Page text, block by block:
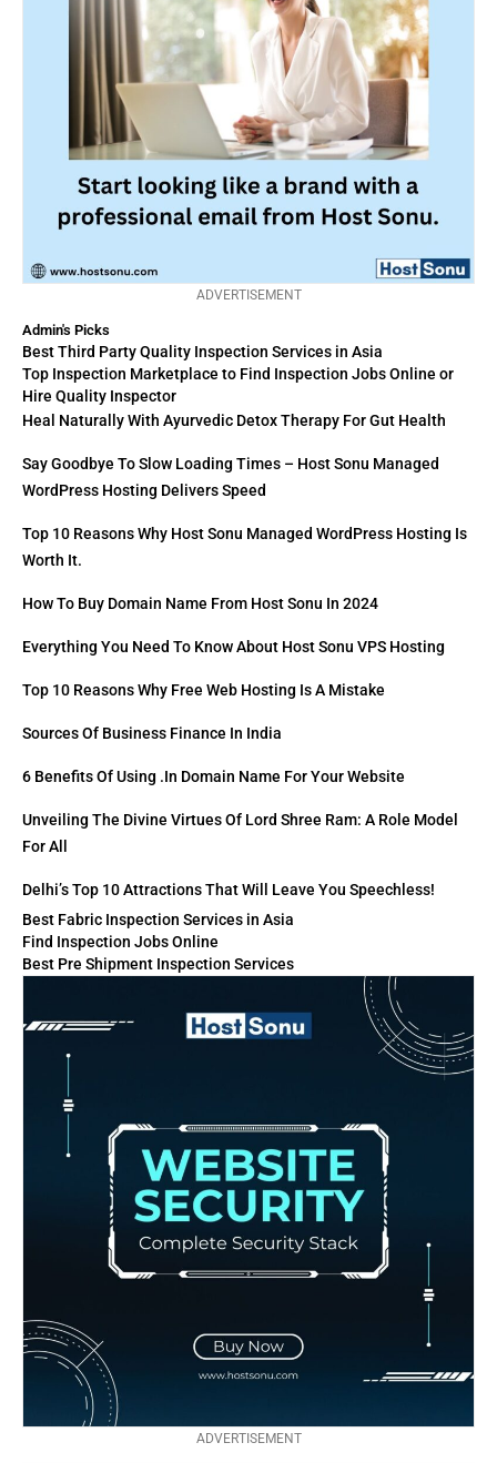
ADVERTISEMENT
Admin's Picks
Best Third Party Quality Inspection Services in Asia
Top Inspection Marketplace to Find Inspection Jobs Online or
Hire Quality Inspector
Heal Naturally With Ayurvedic Detox Therapy For Gut Health
Say Goodbye To Slow Loading Times – Host Sonu Managed
WordPress Hosting Delivers Speed
Top 10 Reasons Why Host Sonu Managed WordPress Hosting Is
Worth It.
How To Buy Domain Name From Host Sonu In 2024
Everything You Need To Know About Host Sonu VPS Hosting
Top 10 Reasons Why Free Web Hosting Is A Mistake
Sources Of Business Finance In India
6 Benefits Of Using .in Domain Name For Your Website
Unveiling The Divine Virtues Of Lord Shree Ram: A Role Model
For All
Delhi’s Top 10 Attractions That Will Leave You Speechless!
Best Fabric Inspection Services in Asia
Find Inspection Jobs Online
Best Pre Shipment Inspection Services
ADVERTISEMENT